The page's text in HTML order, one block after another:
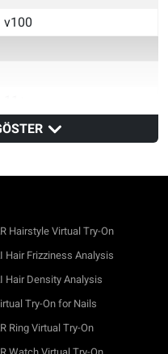
v100
Hairstyle Virtual Try-On
Hair Frizziness Analysis
Hair Density Analysis
Try-On for Nails
Ring Virtual Try-On